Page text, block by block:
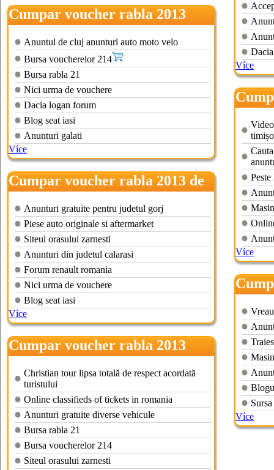
Cumpar voucher rabla 2013
Anuntul de cluj anunturi auto moto velo
Bursa voucherelor 214
Bursa rabla 21
Nici urma de vouchere
Dacia logan forum
Blog seat iasi
Anunturi galati
Více
Cumpar voucher rabla 2013 de
vanzare
Anunturi gratuite pentru judetul gorj
Piese auto originale si aftermarket
Siteul orasului zarnesti
Anunturi din judetul calarasi
Forum renault romania
Nici urma de vouchere
Blog seat iasi
Více
Cumpar voucher rabla 2013
sibiu
Christian tour lipsa totală de respect acordată
turistului
Online classifieds of tickets in romania
Anunturi gratuite diverse vehicule
Bursa rabla 21
Bursa voucherelor 214
Siteul orasului zarnesti
Více
Více
bihor
Více